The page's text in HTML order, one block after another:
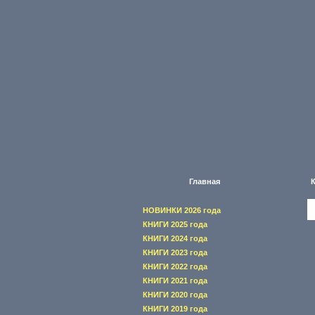
Главная
НОВИНКИ 2026 года
КНИГИ 2025 года
КНИГИ 2024 года
КНИГИ 2023 года
КНИГИ 2022 года
КНИГИ 2021 года
КНИГИ 2020 года
КНИГИ 2019 года